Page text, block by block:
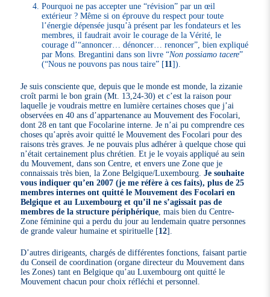
Pourquoi ne pas accepter une “révision” par un œil
extérieur ? Même si on éprouve du respect pour toute
l’énergie dépensée jusqu’à présent par les fondateurs et les
membres, il faudrait avoir le courage de la Vérité, le
courage d’“annoncer… dénoncer… renoncer”, bien expliqué
par Mons. Bregantini dans son livre “Non possiamo tacere”
(“Nous ne pouvons pas nous taire” [11]).
Je suis consciente que, depuis que le monde est monde, la zizanie
croît parmi le bon grain (Mt. 13,24-30) et c’est la raison pour
laquelle je voudrais mettre en lumière certaines choses que j’ai
observées en 40 ans d’appartenance au Mouvement des Focolari,
dont 28 en tant que Focolarine interne. Je n’ai pu comprendre ces
choses qu’après avoir quitté le Mouvement des Focolari pour des
raisons très graves. Je ne pouvais plus adhérer à quelque chose qui
n’était certainement plus chrétien. Et je le voyais appliqué au sein
du Mouvement, dans son Centre, et envers une Zone que je
connaissais très bien, la Zone Belgique/Luxembourg.Je souhaite
vous indiquer qu’en 2007 (je me réfère à ces faits), plus de 25
membres internes ont quitté le Mouvement des Focolari en
Belgique et au Luxembourg et qu’il ne s’agissait pas de
membres de la structure périphérique , mais bien du Centre-
Zone féminine qui a perdu du jour au lendemain quatre personnes
de grande valeur humaine et spirituelle [12]
D’autres dirigeants, chargés de différentes fonctions, faisant partie
du Conseil de coordination (organe directeur du Mouvement dans
les Zones) tant en Belgique qu’au Luxembourg ont quitté le
Mouvement chacun pour choix réfléchi et personnel.